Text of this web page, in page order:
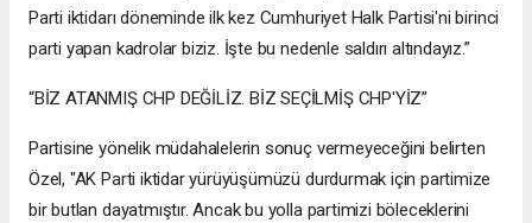
Parti iktidarı döneminde ilk kez Cumhuriyet Halk Partisi'ni birinci
parti yapan kadrolar biziz. İşte bu nedenle saldırı altındayız.”
“BİZ ATANMIŞ CHP DEĞİLİZ. BİZ SEÇİLMİŞ CHP'YİZ”
Partisine yönelik müdahalelerin sonuç vermeyeceğini belirten
Özel, "AK Parti iktidar yürüyüşümüzü durdurmak için partimize
bir butlan dayatmıştır. Ancak bu yolla partimizi böleceklerini